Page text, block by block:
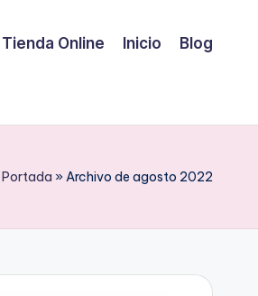
Tienda Online Inicio Blog
Portada »Archivo de agosto 2022